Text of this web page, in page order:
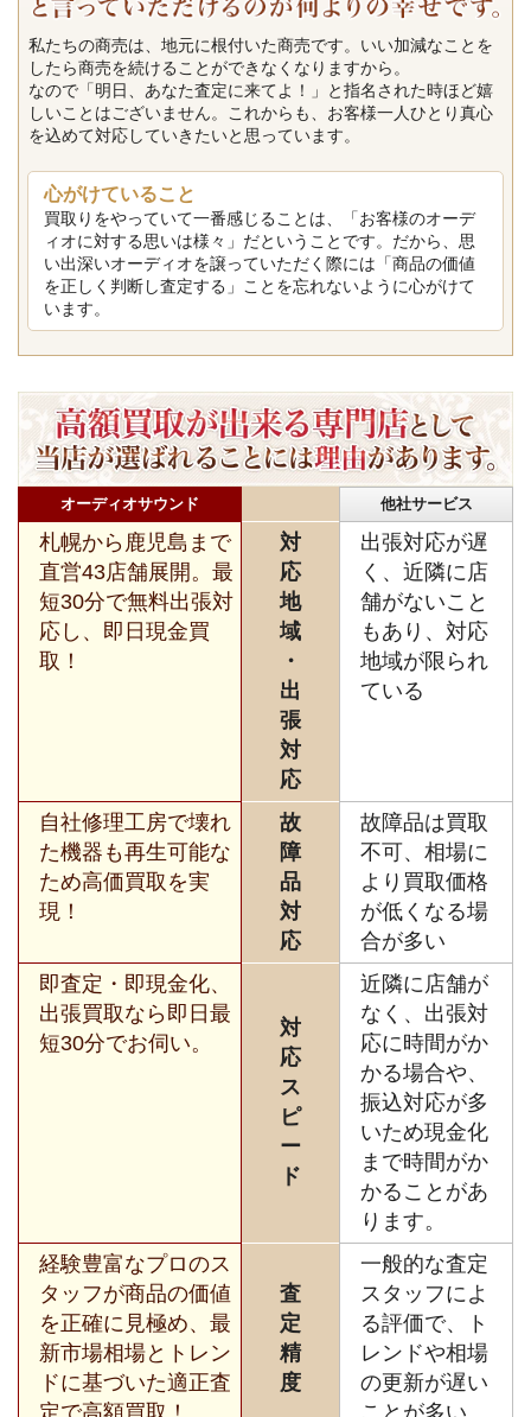
私たちの商売は、地元に根付いた商売です。いい加減なことを
したら商売を続けることができなくなりますから。
なので「明日、あなた査定に来てよ！」と指名された時ほど嬉
しいことはございません。これからも、お客様一人ひとり真心
を込めて対応していきたいと思っています。
心がけていること
買取りをやっていて一番感じることは、「お客様のオーデ
ィオに対する思いは様々」だということです。だから、思
い出深いオーディオを譲っていただく際には「商品の価値
を正しく判断し査定する」ことを忘れないように心がけて
います。
オーディオサウンド 他社サービス
札幌から鹿児島まで
直営43店舗展開。最
短30分で無料出張対
応し、即日現金買
取！
対
応
地
域
・
出
張
対
応
出張対応が遅
く、近隣に店
舗がないこと
もあり、対応
地域が限られ
ている
自社修理工房で壊れ
た機器も再生可能な
ため高価買取を実
現！
故
障
品
対
応
故障品は買取
不可、相場に
より買取価格
が低くなる場
合が多い
即査定・即現金化、
出張買取なら即日最
短30分でお伺い。
対
応
ス
ピ
ー
ド
近隣に店舗が
なく、出張対
応に時間がか
かる場合や、
振込対応が多
いため現金化
まで時間がか
かることがあ
ります。
経験豊富なプロのス
タッフが商品の価値
を正確に見極め、最
新市場相場とトレン
ドに基づいた適正査
査
定
精
度
一般的な査定
スタッフによ
る評価で、ト
レンドや相場
の更新が遅い